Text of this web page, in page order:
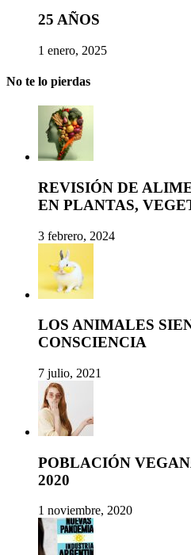
25 AÑOS
1 enero, 2025
No te lo pierdas
REVISIÓN DE
EN PLANTAS,
3 febrero, 2024
LOS ANIMALES
CONSCIENCIA
7 julio, 2021
POBLACIÓN
2020
1 noviembre, 2020